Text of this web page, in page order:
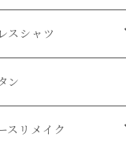
スシャツ
スシャツ
ャツ
ン
スリメイク